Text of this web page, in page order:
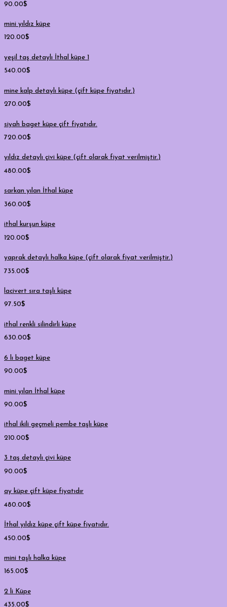
90.00$
mini yıldız küpe
120.00$
yeşil taş detaylı İthal küpe 1
540.00$
mine kalp detaylı küpe (çift küpe fiyatıdır.)
270.00$
siyah baget küpe çift fiyatıdır.
720.00$
yıldız detaylı çivi küpe (çift olarak fiyat verilmiştir.)
480.00$
sarkan yılan İthal küpe
360.00$
ithal kurşun küpe
120.00$
yaprak detaylı halka küpe (çift olarak fiyat verilmiştir.)
735.00$
lacivert sıra taşlı küpe
97.50$
ithal renkli silindirli küpe
630.00$
6 lı baget küpe
90.00$
mini yılan İthal küpe
90.00$
ithal ikili geçmeli pembe taşlı küpe
210.00$
3 taş detaylı çivi küpe
90.00$
ay küpe çift küpe fiyatıdır
480.00$
İthal yıldız küpe çift küpe fiyatıdır.
450.00$
mini taşlı halka küpe
165.00$
2 li Küpe
435.00$